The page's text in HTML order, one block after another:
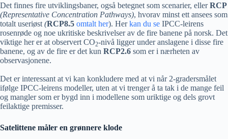
Det finnes fire utviklingsbaner, også betegnet som scenarier, ellerRCP
(Representative Concentration Pathways), hvorav minst ett ansees som
totalt useriøst (RCP8.5 omtalt her). Herkan du se IPCC-leirens
rosenrøde og noe ukritiske beskrivelser av de fire banene på norsk. Det
viktige her er at observert CO2-nivå ligger under anslagene i disse fire
banene, og av de fire er det kun RCP2.6 som er i nærheten av
observasjonene.
Det er interessant at vi kan konkludere med at vi når 2-gradersmålet
ifølge IPCC-leirens modeller, uten at vi trenger å ta tak i de mange feil
og mangler som er bygd inn i modellene som uriktige og dels grovt
feilaktige premisser.
Satelittene måler en grønnere klode